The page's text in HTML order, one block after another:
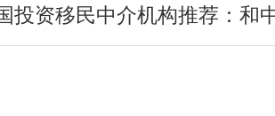
投资移民中介机构推荐：和